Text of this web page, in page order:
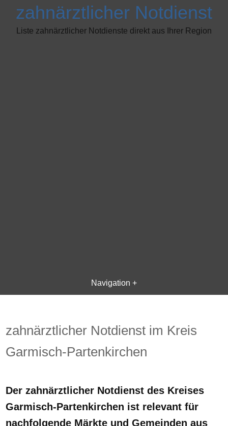
zahnärztlicher Notdienst
Liste zahnärztlicher Notdienste direkt aus Ihrer Region
Navigation +
zahnärztlicher Notdienst im Kreis
Garmisch-Partenkirchen
Der zahnärztlicher Notdienst des Kreises
Garmisch-Partenkirchen ist relevant für
nachfolgende Märkte und Gemeinden aus